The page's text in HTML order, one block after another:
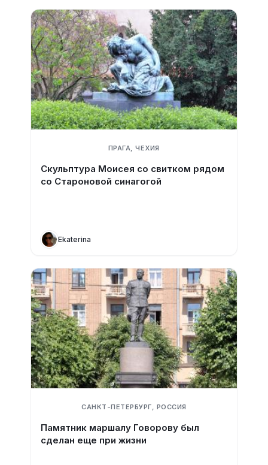
ПРАГА, ЧЕХИЯ
Скульптура Моисея со свитком рядом
со Староновой синагогой
Ekaterina
САНКТ-ПЕТЕРБУРГ, РОССИЯ
Памятник маршалу Говорову был
сделан еще при жизни